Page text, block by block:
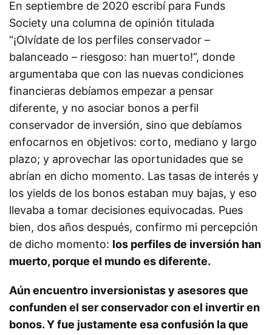
En septiembre de 2020 escribí para Funds
Society una columna de opinión titulada
“¡Olvídate de los perfiles conservador –
balanceado – riesgoso: han muerto!”, donde
argumentaba que con las nuevas condiciones
financieras debíamos empezar a pensar
diferente, y no asociar bonos a perfil
conservador de inversión, sino que debíamos
enfocarnos en objetivos: corto, mediano y largo
plazo; y aprovechar las oportunidades que se
abrían en dicho momento. Las tasas de interés y
los yields de los bonos estaban muy bajas, y eso
llevaba a tomar decisiones equivocadas. Pues
bien, dos años después, confirmo mi percepción
de dicho momento: los perfiles de inversión han
muerto, porque el mundo es diferente.
Aún encuentro inversionistas y asesores que
confunden el ser conservador con el invertir en
bonos. Y fue justamente esa confusión la que